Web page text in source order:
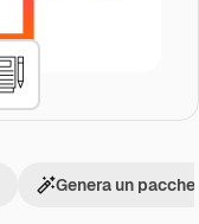
Genera un